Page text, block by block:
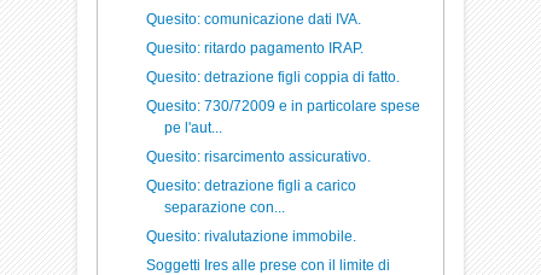
Quesito: comunicazione dati IVA.
Quesito: ritardo pagamento IRAP.
Quesito: detrazione figli coppia di fatto.
Quesito: 730/72009 e in particolare spese
pe l'aut...
Quesito: risarcimento assicurativo.
Quesito: detrazione figli a carico
separazione con...
Quesito: rivalutazione immobile.
Soggetti Ires alle prese con il limite di